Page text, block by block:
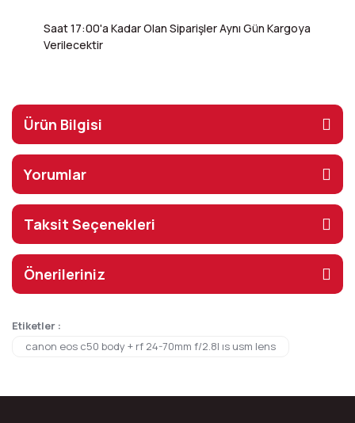
Saat 17:00'a Kadar Olan Siparişler Aynı Gün Kargoya
Verilecektir
Ürün Bilgisi
Yorumlar
Taksit Seçenekleri
Önerileriniz
Etiketler :
canon eos c50 body + rf 24-70mm f/2.8l ıs usm lens